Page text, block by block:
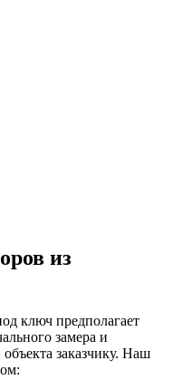
из
ключ предполагает
замера и
заказчику. Наш